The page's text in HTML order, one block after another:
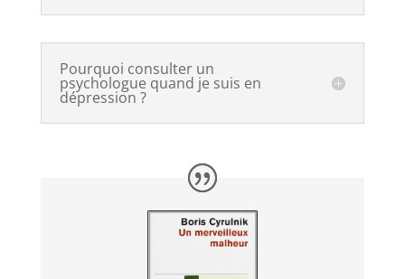
Pourquoi consulter un
psychologue quand je suis en
dépression ?